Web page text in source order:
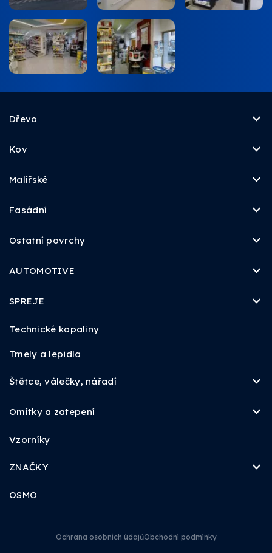
Dřevo
Kov
Malířské
Fasádní
Ostatní povrchy
AUTOMOTIVE
SPREJE
Technické kapaliny
Tmely a lepidla
Štětce, válečky, nářadí
Omítky a zatepení
Vzorníky
ZNAČKY
OSMO
Ochrana osobních údajůObchodní podmínky